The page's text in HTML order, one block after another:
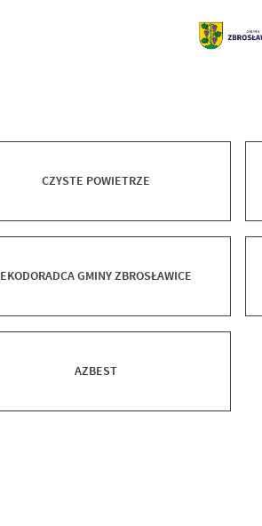
CZYSTE POWIETRZE
EKODORADCA GMINY ZBROSŁAWICE
AZBEST